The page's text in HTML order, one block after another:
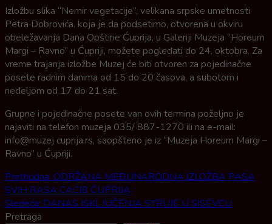
Izložbu slika “Nemir vegetacije”, velikana srpske umetnosti
Petra Dobrovića. koja je da podsetimo, otvorena u okviru
obeležavanja Dana Opštine Ćuprija, u Galeriji Muzeja “Horeum
Margi – Ravno” u Ćupriji, možete pogledati do 24. oktobra. Za
vreme trajanja izložbe Muzej će biti otvoren za pojedinačne
posete radnim danima od 15 do 20 časova, a subotom i
nedeljom od 17 do 21 sat.
Grupne i pojedinačne posete van ovih termina poželjno je
najaviti na telefon muzeja 035/ 887-1270 ili na e-mail:
info@muzej cuprija.rs, saopšteno je iz “Muzeja Horeum Margi –
Ravno” u Ćupriji.
Post
navigation
Prethodna: ODRŽANA MEĐUNARODNA IZLOŽBA PASA
SVIH RASA CACIB ĆUPRIJA
Sledeća: DANAS ISKLJUČENJA STRUJE U SISEVCU
Pretraga